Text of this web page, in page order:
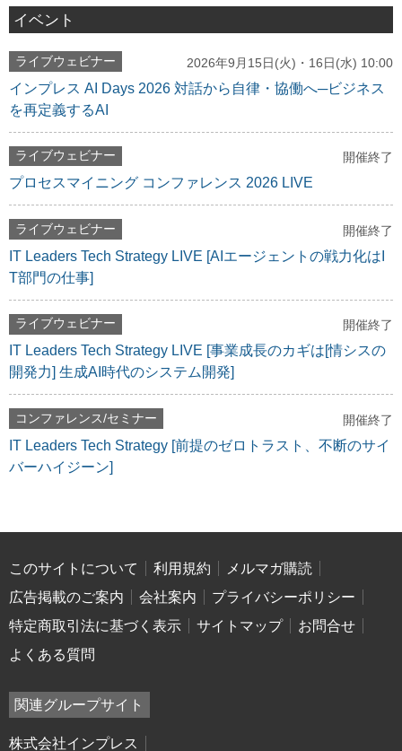
イベント
ライブウェビナー 2026年9月15日(火)・16日(水) 10:00
インプレス AI Days 2026 対話から自律・協働へ─ビジネス
を再定義するAI
ライブウェビナー 開催終了
プロセスマイニング コンファレンス 2026 LIVE
ライブウェビナー 開催終了
IT Leaders Tech Strategy LIVE [AIエージェントの戦力化はI
T部門の仕事]
ライブウェビナー 開催終了
IT Leaders Tech Strategy LIVE [事業成長のカギは[情シスの
開発力] 生成AI時代のシステム開発]
コンファレンス/セミナー 開催終了
IT Leaders Tech Strategy [前提のゼロトラスト、不断のサイ
バーハイジーン]
このサイトについて 利用規約
メルマガ購読
広告掲載のご案内
会社案内
プライバシーポリシー
特定商取引法に基づく表示
サイトマップ
お問合せ
よくある質問
関連グループサイト
株式会社インプレス